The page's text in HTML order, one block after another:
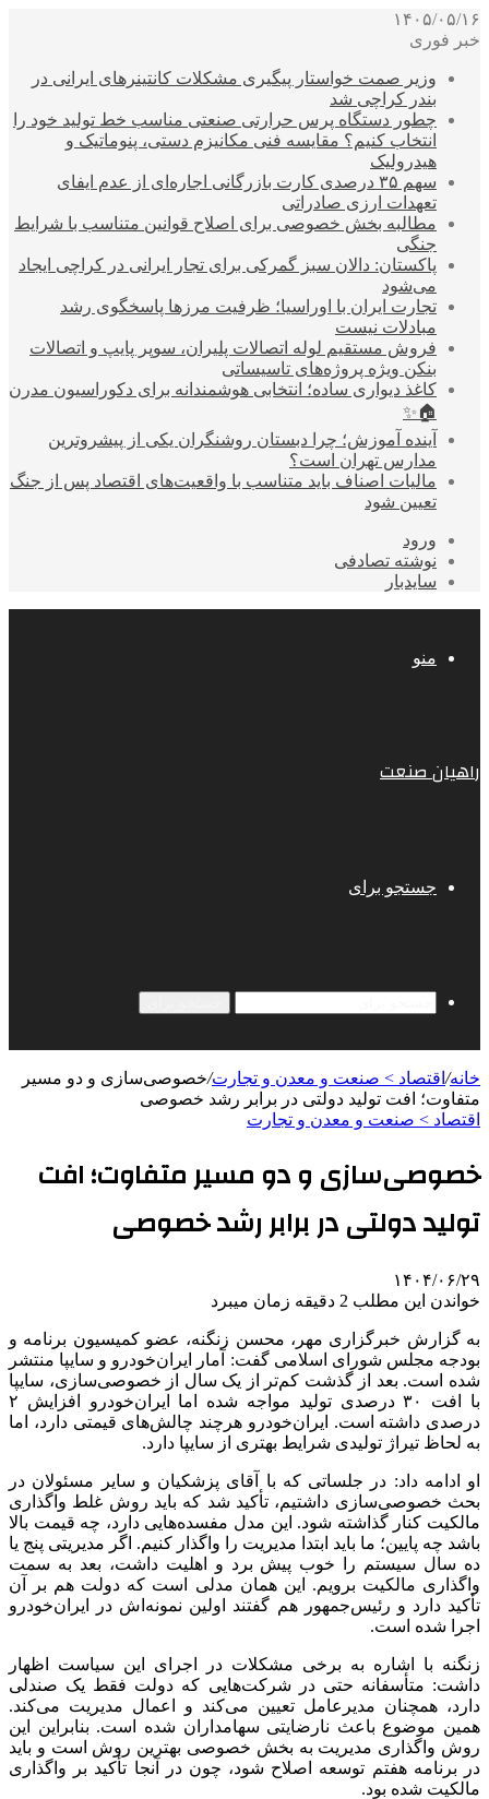
۱۴۰۵/۰۵/۱۶
خبر فوری
وزیر صمت خواستار پیگیری مشکلات کانتینرهای ایرانی در
بندر کراچی شد
چطور دستگاه پرس حرارتی صنعتی مناسب خط تولید خود را
انتخاب کنیم؟ مقایسه فنی مکانیزم دستی، پنوماتیک و
هیدرولیک
سهم ۳۵ درصدی کارت بازرگانی اجاره‌ای از عدم ایفای
تعهدات ارزی صادراتی
مطالبه بخش خصوصی برای اصلاح قوانین متناسب با شرایط
جنگی
پاکستان: دالان سبز گمرکی برای تجار ایرانی در کراچی ایجاد
می‌شود
تجارت ایران با اوراسیا؛ ظرفیت مرزها پاسخگوی رشد
مبادلات نیست
فروش مستقیم لوله اتصالات پلیران، سوپر پایپ و اتصالات
بنکن ویژه پروژه‌های تاسیساتی
کاغذ دیواری ساده؛ انتخابی هوشمندانه برای دکوراسیون مدرن
🏠✨
آینده آموزش؛ چرا دبستان روشنگران یکی از پیشروترین
مدارس تهران است؟
مالیات اصناف باید متناسب با واقعیت‌های اقتصاد پس از جنگ
تعیین شود
ورود
نوشته تصادفی
سایدبار
منو
راهیان صنعت
جستجو برای
خانه/ اقتصاد > صنعت و معدن و تجارت/خصوصی‌سازی و دو مسیر
متفاوت؛ افت تولید دولتی در برابر رشد خصوصی
اقتصاد > صنعت و معدن و تجارت
خصوصی‌سازی و دو مسیر متفاوت؛ افت
تولید دولتی در برابر رشد خصوصی
۱۴۰۴/۰۶/۲۹
خواندن این مطلب 2 دقیقه زمان میبرد
به گزارش خبرگزاری مهر، محسن زنگنه، عضو کمیسیون برنامه و
بودجه مجلس شورای اسلامی گفت: آمار ایران‌خودرو و سایپا منتشر
شده است. بعد از گذشت کم‌تر از یک سال از خصوصی‌سازی، سایپا
با افت ۳۰ درصدی تولید مواجه شده اما ایران‌خودرو افزایش ۲
درصدی داشته است. ایران‌خودرو هرچند چالش‌های قیمتی دارد، اما
به لحاظ تیراژ تولیدی شرایط بهتری از سایپا دارد.
او ادامه داد: در جلساتی که با آقای پزشکیان و سایر مسئولان در
بحث خصوصی‌سازی داشتیم، تأکید شد که باید روش غلط واگذاری
مالکیت کنار گذاشته شود. این مدل مفسده‌هایی دارد، چه قیمت بالا
باشد چه پایین؛ ما باید ابتدا مدیریت را واگذار کنیم. اگر مدیریتی پنج یا
ده سال سیستم را خوب پیش برد و اهلیت داشت، بعد به سمت
واگذاری مالکیت برویم. این همان مدلی است که دولت هم بر آن
تأکید دارد و رئیس‌جمهور هم گفتند اولین نمونه‌اش در ایران‌خودرو
اجرا شده است.
زنگنه با اشاره به برخی مشکلات در اجرای این سیاست اظهار
داشت: متأسفانه حتی در شرکت‌هایی که دولت فقط یک صندلی
دارد، همچنان مدیرعامل تعیین می‌کند و اعمال مدیریت می‌کند.
همین موضوع باعث نارضایتی سهامداران شده است. بنابراین این
روش واگذاری مدیریت به بخش خصوصی بهترین روش است و باید
در برنامه هفتم توسعه اصلاح شود، چون در آنجا تأکید بر واگذاری
مالکیت شده بود.